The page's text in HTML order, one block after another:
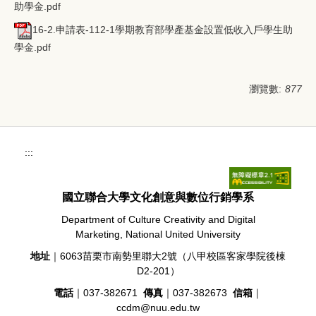
助學金.pdf
16-2.申請表-112-1學期教育部學產基金設置低收入戶學生助
學金.pdf
瀏覽數: 877
:::
國立聯合大學文化創意與數位行銷學系
Department of Culture Creativity and Digital
Marketing, National United University
地址 ｜6063苗栗市南勢里聯大2號（八甲校區客家學院後棟
D2-201）
電話｜037-382671 傳真 ｜037-382673 信箱 ｜
ccdm@nuu.edu.tw